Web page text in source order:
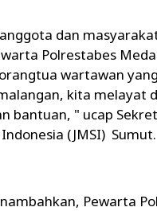
dan
Polrestabes
wartawan
kita melayat
bantuan, " ucap
(JMSI) Sumut.
Pewarta